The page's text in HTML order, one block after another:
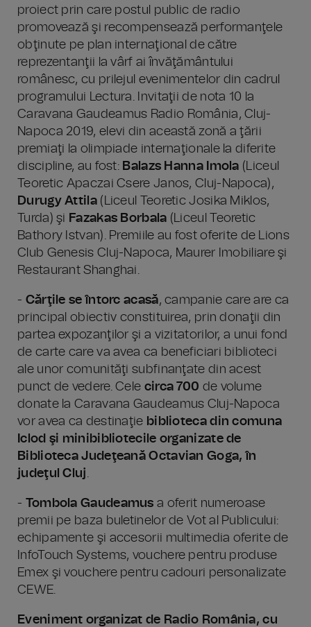
proiect prin care postul public de radio
promovează şi recompensează performanţele
obţinute pe plan internaţional de către
reprezentanţii la vârf ai învăţământului
românesc, cu prilejul evenimentelor din cadrul
programului Lectura. Invitaţii de nota 10 la
Caravana Gaudeamus Radio România, Cluj-
Napoca 2019, elevi din această zonă a ţării
premiaţi la olimpiade internaţionale la diferite
discipline, au fost: Balazs Hanna Imola (Liceul
Teoretic Apaczai Csere Janos, Cluj-Napoca),
Durugy Attila(Liceul Teoretic Josika Miklos,
Turda) şi Fazakas Borbala (Liceul Teoretic
Bathory Istvan). Premiile au fost oferite de Lions
Club Genesis Cluj-Napoca, Maurer Imobiliare şi
Restaurant Shanghai.
- Cărţile se întorc acasă, campanie care are ca
principal obiectiv constituirea, prin donaţii din
partea expozanţilor şi a vizitatorilor, a unui fond
de carte care va avea ca beneficiari biblioteci
ale unor comunităţi subfinanţate din acest
punct de vedere. Cele circa 700 de volume
donate la Caravana Gaudeamus Cluj-Napoca
vor avea ca destinaţie biblioteca din comuna
Iclod şi minibibliotecile organizate de
Biblioteca Judeţeană Octavian Goga, în
judeţul Cluj.
- Tombola Gaudeamus a oferit numeroase
premii pe baza buletinelor de Vot al Publicului:
echipamente şi accesorii multimedia oferite de
InfoTouch Systems, vouchere pentru produse
Emex şi vouchere pentru cadouri personalizate
CEWE.
Eveniment organizat de Radio România, cu